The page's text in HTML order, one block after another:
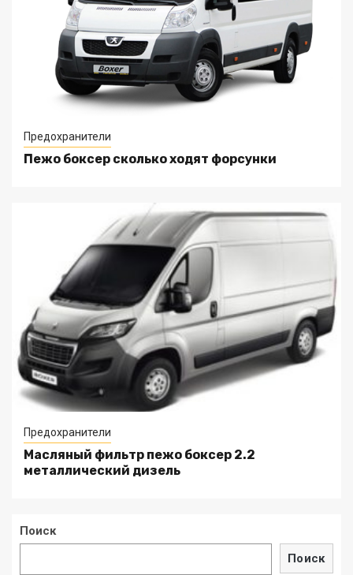
Предохранители
Пежо боксер сколько ходят форсунки
Предохранители
Масляный фильтр пежо боксер 2.2
металлический дизель
Поиск
Поиск